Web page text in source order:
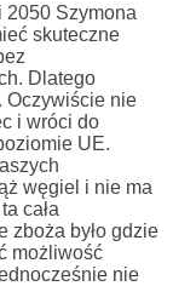
2050 Szymona
skuteczne
Dlatego
Oczywiście nie
i wróci do
UE.
węgiel i nie ma
cała
zboża było gdzie
możliwość
nie